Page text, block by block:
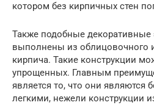
котором без кирпичных стен
Также подобные
выполнены из облицовочного
кирпича. Такие конструкции
упрощенных. Главным
является то, что они являются
легкими, нежели конструкции